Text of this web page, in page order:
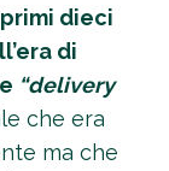
dieci
di
“delivery
che era
ma che